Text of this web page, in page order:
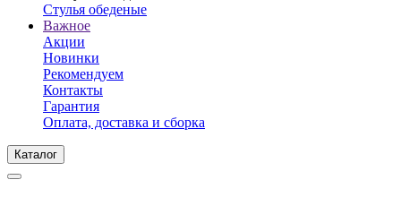
Стулья обеденые
Важное
Акции
Новинки
Рекомендуем
Контакты
Гарантия
Оплата, доставка и сборка
Каталог